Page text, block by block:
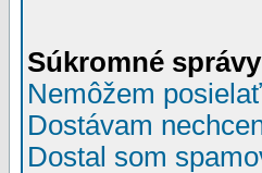
Súkromné správy
Nemôžem
Dostávam
Dostal som